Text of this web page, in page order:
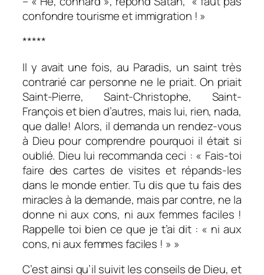
confondre tourisme et immigration ! »
*****
Il y avait une fois, au Paradis, un saint très
contrarié car personne ne le priait. On priait
Saint-Pierre, Saint-Christophe, Saint-
François et bien d’autres, mais lui, rien, nada,
que dalle! Alors, il demanda un rendez-vous
à Dieu pour comprendre pourquoi il était si
oublié. Dieu lui recommanda ceci : « Fais-toi
faire des cartes de visites et répands-les
dans le monde entier. Tu dis que tu fais des
miracles à la demande, mais par contre, ne la
donne ni aux cons, ni aux femmes faciles !
Rappelle toi bien ce que je t’ai dit : « ni aux
cons, ni aux femmes faciles ! » »
C’est ainsi qu’il suivit les conseils de Dieu, et